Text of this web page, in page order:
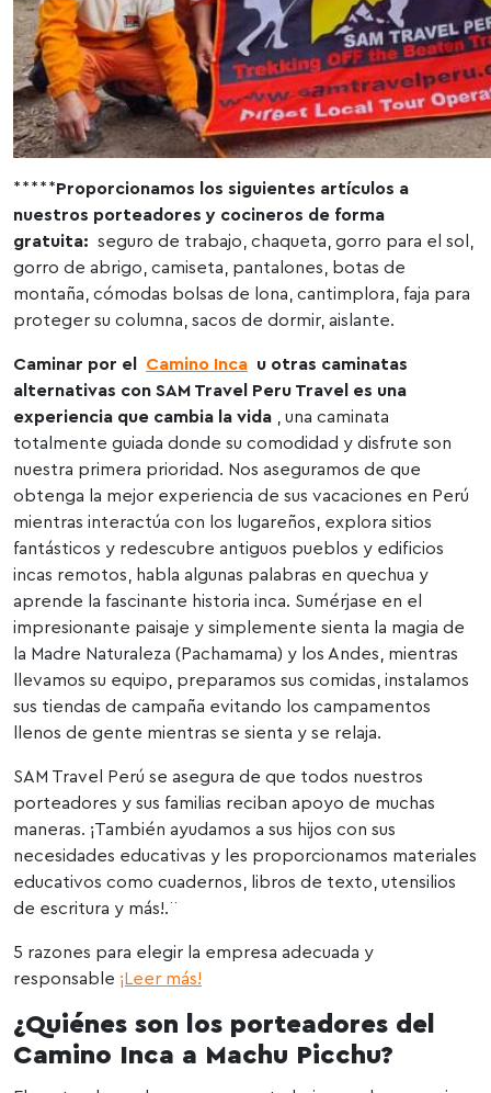
*****Proporcionamos los siguientes artículos a
nuestros porteadores y cocineros de forma
gratuita: seguro de trabajo, chaqueta, gorro para el sol,
gorro de abrigo, camiseta, pantalones, botas de
montaña, cómodas bolsas de lona, ​​cantimplora, faja para
proteger su columna, sacos de dormir, aislante.
Caminar por el Camino Inca u otras caminatas
alternativas con SAM Travel Peru Travel es una
experiencia que cambia la vida , una caminata
totalmente guiada donde su comodidad y disfrute son
nuestra primera prioridad. Nos aseguramos de que
obtenga la mejor experiencia de sus vacaciones en Perú
mientras interactúa con los lugareños, explora sitios
fantásticos y redescubre antiguos pueblos y edificios
incas remotos, habla algunas palabras en quechua y
aprende la fascinante historia inca. Sumérjase en el
impresionante paisaje y simplemente sienta la magia de
la Madre Naturaleza (Pachamama) y los Andes, mientras
llevamos su equipo, preparamos sus comidas, instalamos
sus tiendas de campaña evitando los campamentos
llenos de gente mientras se sienta y se relaja.
SAM Travel Perú se asegura de que todos nuestros
porteadores y sus familias reciban apoyo de muchas
maneras. ¡También ayudamos a sus hijos con sus
necesidades educativas y les proporcionamos materiales
educativos como cuadernos, libros de texto, utensilios
de escritura y más!.¨
5 razones para elegir la empresa adecuada y
responsable ¡Leer más!
¿Quiénes son los porteadores del
Camino Inca a Machu Picchu?